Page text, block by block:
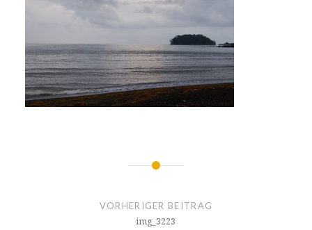
Beitragsnavigation
VORHERIGER BEITRAG
img_3223